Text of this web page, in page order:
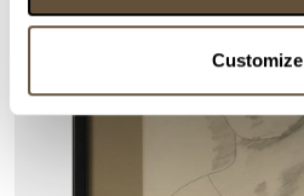
Customize